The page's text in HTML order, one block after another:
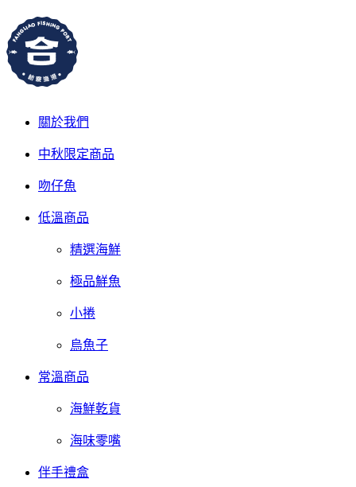
關於我們
中秋限定商品
吻仔魚
低溫商品
精選海鮮
極品鮮魚
小捲
烏魚子
常溫商品
海鮮乾貨
海味零嘴
伴手禮盒